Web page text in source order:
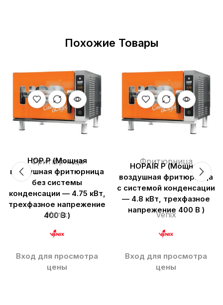
Похожие Товары
Фритюрница
HOP.P (Мощная
воздушная фритюрница
без системы
конденсации — 4.75 кВт,
трехфазное напрежение
400 В )
Venix
Вход для просмотра
цены
Фритюрница
HOPAIR Р (Мощная
воздушная фритюрница
с системой конденсации
— 4.8 кВт, трехфазное
напрежение 400 В )
Venix
Вход для просмотра
цены